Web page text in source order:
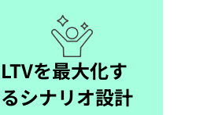
LTVを最大化す
るシナリオ設計